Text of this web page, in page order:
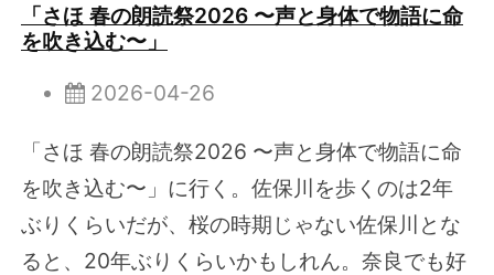
「さほ 春の朗読祭2026 〜声と身体で物語に命
を吹き込む〜」
2026-04-26
「さほ 春の朗読祭2026 〜声と身体で物語に命
を吹き込む〜」に行く。佐保川を歩くのは2年
ぶりくらいだが、桜の時期じゃない佐保川とな
ると、20年ぶりくらいかもしれん。奈良でも好